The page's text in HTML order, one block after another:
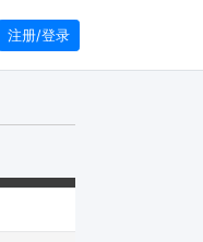
注册/登录